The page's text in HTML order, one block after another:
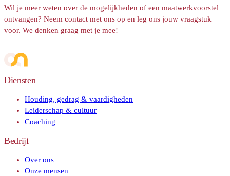
Wil je meer weten over de mogelijkheden of een maatwerkvoorstel
ontvangen? Neem contact met ons op en leg ons jouw vraagstuk
voor. We denken graag met je mee!
Diensten
Houding, gedrag & vaardigheden
Leiderschap & cultuur
Coaching
Bedrijf
Over ons
Onze mensen